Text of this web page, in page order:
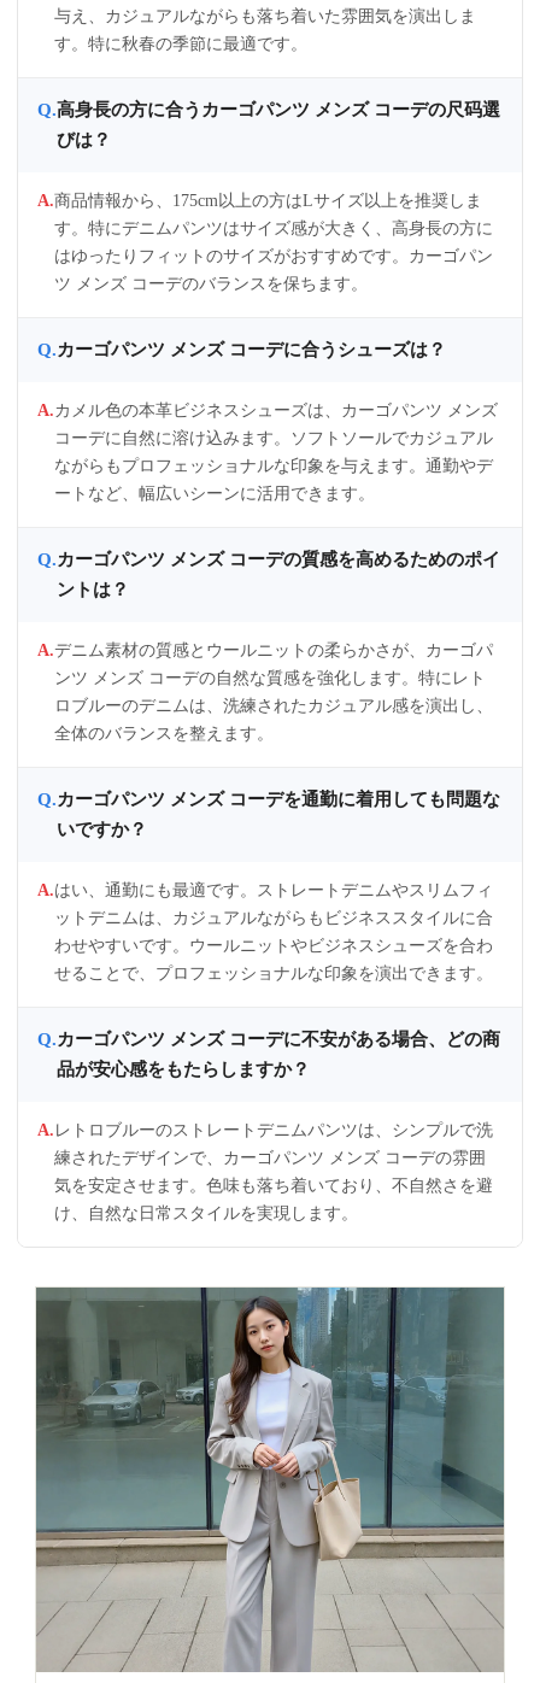
与え、カジュアルながらも落ち着いた雰囲気を演出しま
す。特に秋春の季節に最適です。
高身長の方に合うカーゴパンツ メンズ コーデの尺码選
びは？
商品情報から、175cm以上の方はLサイズ以上を推奨しま
す。特にデニムパンツはサイズ感が大きく、高身長の方に
はゆったりフィットのサイズがおすすめです。カーゴパン
ツ メンズ コーデのバランスを保ちます。
カーゴパンツ メンズ コーデに合うシューズは？
カメル色の本革ビジネスシューズは、カーゴパンツ メンズ
コーデに自然に溶け込みます。ソフトソールでカジュアル
ながらもプロフェッショナルな印象を与えます。通勤やデ
ートなど、幅広いシーンに活用できます。
カーゴパンツ メンズ コーデの質感を高めるためのポイ
ントは？
デニム素材の質感とウールニットの柔らかさが、カーゴパ
ンツ メンズ コーデの自然な質感を強化します。特にレト
ロブルーのデニムは、洗練されたカジュアル感を演出し、
全体のバランスを整えます。
カーゴパンツ メンズ コーデを通勤に着用しても問題な
いですか？
はい、通勤にも最適です。ストレートデニムやスリムフィ
ットデニムは、カジュアルながらもビジネススタイルに合
わせやすいです。ウールニットやビジネスシューズを合わ
せることで、プロフェッショナルな印象を演出できます。
カーゴパンツ メンズ コーデに不安がある場合、どの商
品が安心感をもたらしますか？
レトロブルーのストレートデニムパンツは、シンプルで洗
練されたデザインで、カーゴパンツ メンズ コーデの雰囲
気を安定させます。色味も落ち着いており、不自然さを避
け、自然な日常スタイルを実現します。